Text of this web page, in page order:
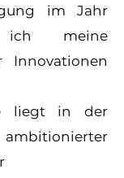
im Jahr
meine
Innovationen
liegt in der